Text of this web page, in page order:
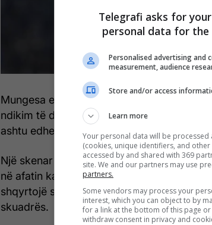
Mungesa e pjesëmarrjes në Ligën e
ndikim të dyfishtë për klubin torinez, si në
ashtu edhe në atë sportiv.
Një skenar i tillë do ta vështirësonte
në afatin kalimtar, ndërsa gjithashtu mund
shqyrtojë shitjen e disa prej elementëve
skuadrës.
Telegrafi asks for
personal data for
Personalised advertising and
measurement, audience
Store and/or access
Learn more
Your personal data will be
(cookies, unique identifiers, and
accessed by and shared with 369
site. We and our partners may use
partners.
Some vendors may process your
interest, which you can object to by
for a link at the bottom of this page
withdraw consent in privacy and